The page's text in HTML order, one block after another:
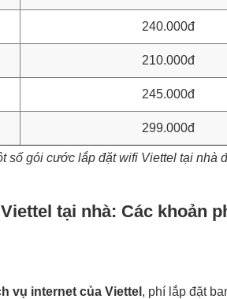
240.000đ
210.000đ
245.000đ
299.000đ
số gói cước lắp đặt wifi Viettel tại nhà
tại nhà: Các khoản
vụ internet của Viettel , phí lắp đặt